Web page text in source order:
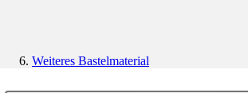
Weiteres Bastelmaterial